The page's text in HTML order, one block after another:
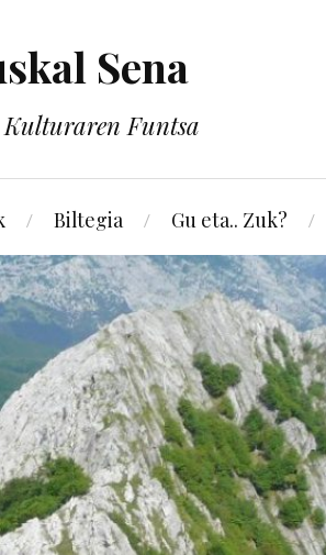
Sena
Kulturaren Funtsa
Biltegia Gu eta.. Zuk?